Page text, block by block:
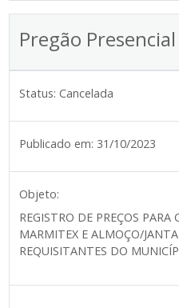
Pregão
Status: Cancelada
Publicado em: 31/10/2023
Objeto:
REGISTRO DE PREÇOS
MARMITEX E ALMOÇO/
REQUISITANTES DO